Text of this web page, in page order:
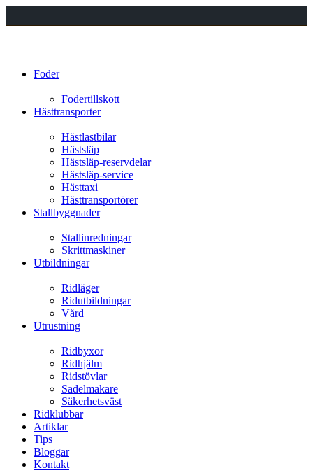
Foder
Fodertillskott
Hästtransporter
Hästlastbilar
Hästsläp
Hästsläp-reservdelar
Hästsläp-service
Hästtaxi
Hästtransportörer
Stallbyggnader
Stallinredningar
Skrittmaskiner
Utbildningar
Ridläger
Ridutbildningar
Vård
Utrustning
Ridbyxor
Ridhjälm
Ridstövlar
Sadelmakare
Säkerhetsväst
Ridklubbar
Artiklar
Tips
Bloggar
Kontakt